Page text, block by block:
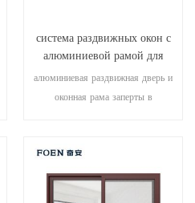
система раздвижных окон с
алюминиевой рамой для
гостиной с деревянной
печатью
алюминиевая раздвижная дверь и
оконная рама заперты в
характеристики превосходны.
различные типы дверей для